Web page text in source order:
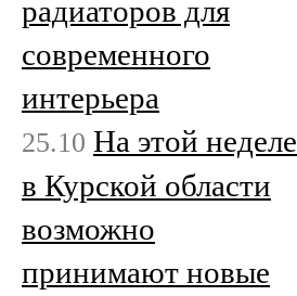
радиаторов для
современного
интерьера
25.10 На этой неделе
в Курской области
возможно
принимают новые